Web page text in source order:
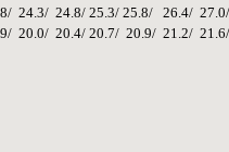
24.3/  24.8/ 25.3/ 25.8/   26.4/
20.0/  20.4/ 20.7/  20.9/  21.2/